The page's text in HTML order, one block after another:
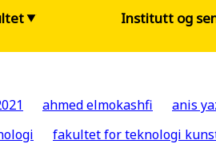
Institutt og
ahmed elmokashfi anis
fakultet for teknologi